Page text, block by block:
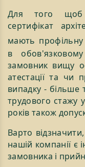
Для того щоб
сертифікат
мають профільну
в
замовник вищу
атестації та
випадку - більше
трудового стажу
років також
Варто
нашій компанії є
замовника і